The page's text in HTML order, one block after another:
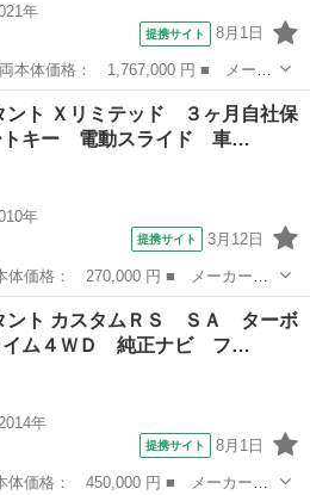
年
提携サイト 8月1日
コペン ■ グレード名： セロ １
グＴＶ／ＣＤ／ＤＶＤ／Ｂｌｕｅｔ
ント Ｘリミテッド ３ヶ月自社保
キー 電動スライド 車…
年
提携サイト 3月12日
ント ■ グレード名： Ｘリミテッ
ー 電動スライド 車検整備２年付
ント カスタムＲＳ ＳＡ ターボ
ム４ＷＤ 純正ナビ フ…
年
提携サイト 8月1日